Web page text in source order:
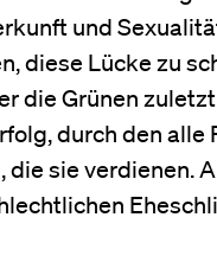
und
diese Lücke zu
die Grünen
durch den
sie verdienen.